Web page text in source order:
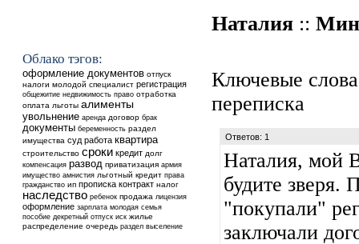
Облако тэгов:
оформление документов отпуск
налоги молодой специалист регистрация
общежитие недвижимость право отработка
оплата льготы алименты
увольнение аренда договор брак
документы беременность раздел
имущества суд работа квартира
строительство сроки кредит долг
компенсация развод приватизация армия
имущество амнистия льготный кредит права
гражданство ип прописка контракт налог
наследство ребенок продажа лицензия
оформление зарплата молодая семья
пособие декретный отпуск иск жилье
распределение очередь раздел выселение
Наталия ::
Ключевые
переписка
Ответов: 1
Наталия, мой
будите зверя.
"покупали"
заключали